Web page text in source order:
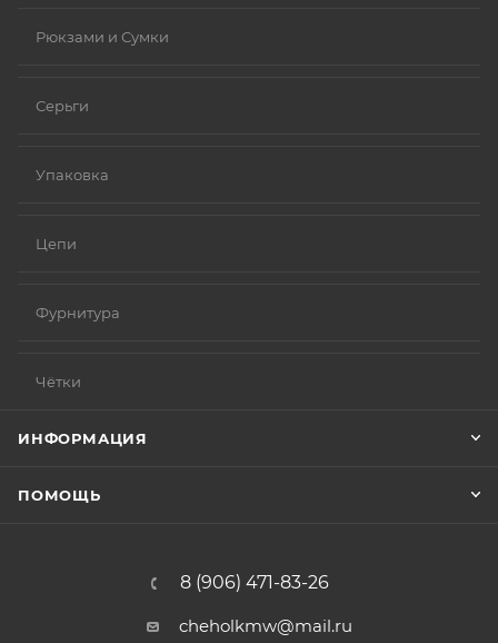
Рюкзами и Сумки
Серьги
Упаковка
Цепи
Фурнитура
Чётки
ИНФОРМАЦИЯ
ПОМОЩЬ
8 (906) 471-83-26
cheholkmw@mail.ru